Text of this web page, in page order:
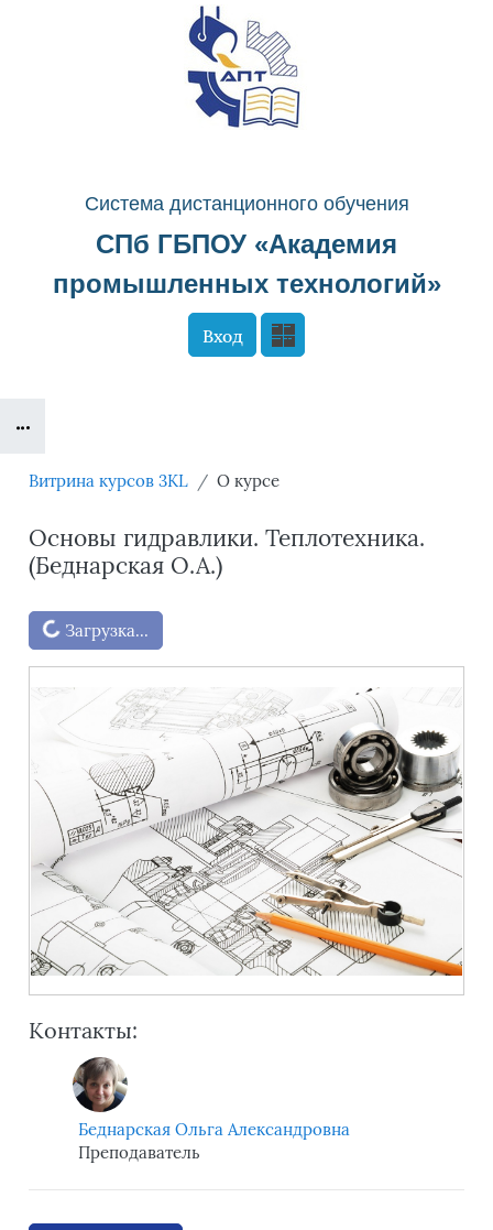
Перейти к основному содержанию
Система дистанционного обучения
СПб ГБПОУ «Академия
промышленных технологий»
Вход
Витрина курсов 3KL О курсе
Основы гидравлики. Теплотехника.
(Беднарская О.А.)
Блоки
Загрузка...
Контакты:
Беднарская Ольга Александровна
Преподаватель